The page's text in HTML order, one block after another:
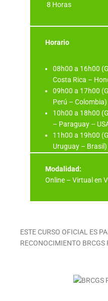
8 Horas
Horario
08h00 a 16h00
Costa Rica –
09h00 a 17h00
Perú – Colombia)
10h00 a 18h00
– Paraguay –
11h00 a 19h00
Uruguay – Brasil)
Modalidad:
Online – Virtual en
ESTE CURSO OFICIAL ES
RECONOCIMIENTO BRCGS